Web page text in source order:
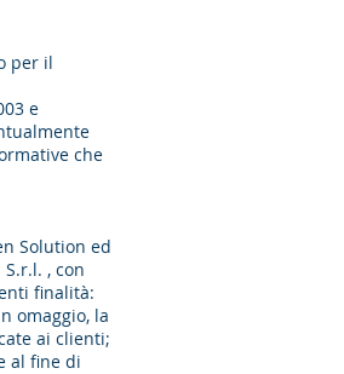
per il
e
che
Solution ed
, con
finalità:
omaggio, la
ai clienti;
al fine di